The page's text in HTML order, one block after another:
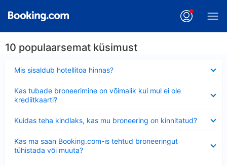
10 populaarsemat küsimust
Mis sisaldub hotellitoa hinnas?
Kas tubade broneerimine on võimalik kui mul ei ole
krediitkaarti?
Kuidas teha kindlaks, kas mu broneering on kinnitatud?
Kas ma saan Booking.com-is tehtud broneeringut
tühistada või muuta?